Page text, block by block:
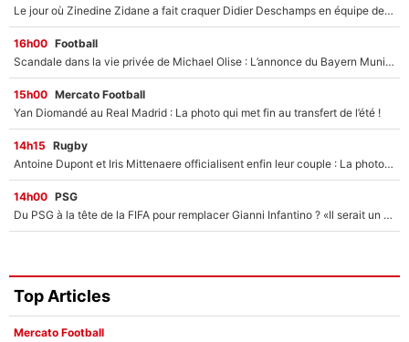
Le jour où Zinedine Zidane a fait craquer Didier Deschamps en équipe de France : «Je m’en suis voulu», l’ancien sélectionneur a regretté son geste !
16h00 Football
Scandale dans la vie privée de Michael Olise : L’annonce du Bayern Munich sur son enfant caché
15h00 Mercato Football
Yan Diomandé au Real Madrid : La photo qui met fin au transfert de l’été !
14h15 Rugby
Antoine Dupont et Iris Mittenaere officialisent enfin leur couple : La photo qui enflamme les réseaux sociaux
14h00 PSG
Du PSG à la tête de la FIFA pour remplacer Gianni Infantino ? «Il serait un mauvais président», le patron de la Liga s'attaque à Nasser Al-Khelaïfi !
Top Articles
Mercato Football